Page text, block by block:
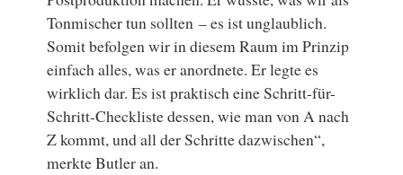
Tonmischer tun sollten – es ist unglaublich.
Somit befolgen wir in diesem Raum im Prinzip
einfach alles, was er anordnete. Er legte es
wirklich dar. Es ist praktisch eine Schritt-für-
Schritt-Checkliste dessen, wie man von A nach
Z kommt, und all der Schritte dazwischen“,
merkte Butler an.